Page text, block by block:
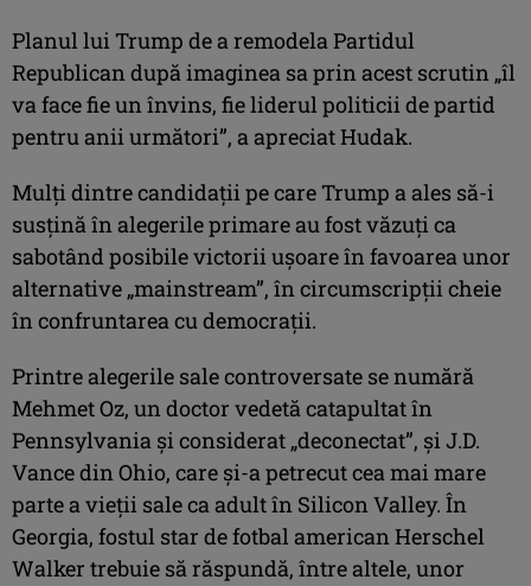
Planul lui Trump de a remodela Partidul
Republican după imaginea sa prin acest scrutin „îl
va face fie un învins, fie liderul politicii de partid
pentru anii următori”, a apreciat Hudak.
Mulţi dintre candidaţii pe care Trump a ales să-i
susţină în alegerile primare au fost văzuţi ca
sabotând posibile victorii uşoare în favoarea unor
alternative „mainstream”, în circumscripţii cheie
în confruntarea cu democraţii.
Printre alegerile sale controversate se numără
Mehmet Oz, un doctor vedetă catapultat în
Pennsylvania şi considerat „deconectat”, şi J.D.
Vance din Ohio, care şi-a petrecut cea mai mare
parte a vieţii sale ca adult în Silicon Valley. În
Georgia, fostul star de fotbal american Herschel
Walker trebuie să răspundă, între altele, unor